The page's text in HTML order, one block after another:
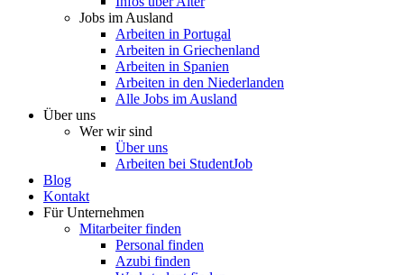
Jobs im Ausland
Arbeiten in Portugal
Arbeiten in Griechenland
Arbeiten in Spanien
Arbeiten in den Niederlanden
Alle Jobs im Ausland
Über uns
Wer wir sind
Über uns
Arbeiten bei StudentJob
Blog
Kontakt
Für Unternehmen
Mitarbeiter finden
Personal finden
Azubi finden